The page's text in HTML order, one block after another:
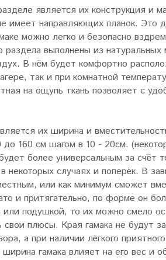
является их конструкция и
имеет направляющих планок. Это
можно легко и безопасно
выполнены из натуральных
В нём будет комфортно
так и при комнатной
на ощупь ткань позволяет с
их ширина и
160 см шагом в 10 - 20см.
более универсальным за счёт
некоторых случаях и поперёк. В
или как минимум сможет
и притягательно, по форме он
подушкой, то их можно смело
плюсы. Края гамака не будут
а при наличии лёгкого
гамака влияет на его вес и